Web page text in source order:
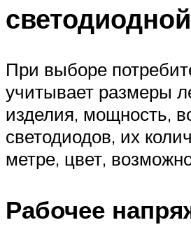
При выборе
учитывает размеры
изделия, мощность,
светодиодов, их
метре, цвет,
Рабочее